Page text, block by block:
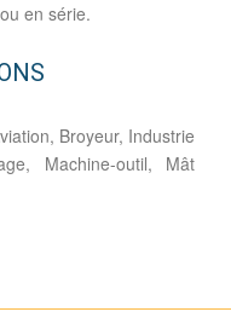
en série.
Broyeur, Industrie
Machine-outil, Mât